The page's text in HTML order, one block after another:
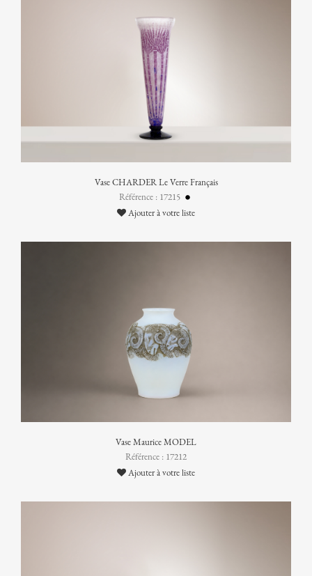
Vase CHARDER Le Verre Français
Référence : 17215
Ajouter à votre liste
Vase Maurice MODEL
Référence : 17212
Ajouter à votre liste